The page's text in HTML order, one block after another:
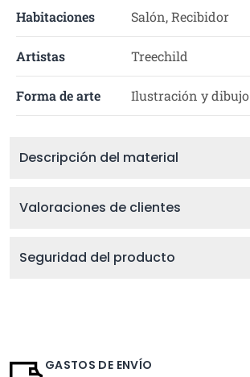
Habitaciones Salón, Recibidor
Artistas Treechild
Forma de arte Ilustración y dibujo
Descripción del material
Valoraciones de clientes
Seguridad del producto
GASTOS DE ENVÍO